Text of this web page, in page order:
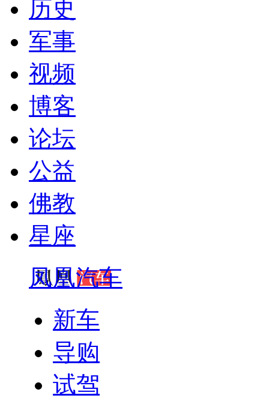
历史
军事
视频
博客
论坛
公益
佛教
星座
凤凰汽车
新车
导购
试驾